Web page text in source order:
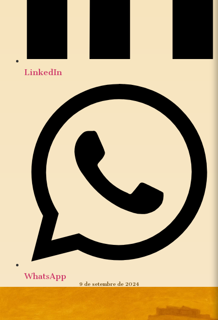
LinkedIn
WhatsApp
9 de setembre de 2024